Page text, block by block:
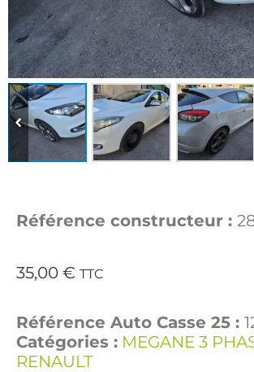
Référence constructeur :
35,00 € TTC
Référence Auto Casse 25 :
Catégories : MEGANE 3
RENAULT